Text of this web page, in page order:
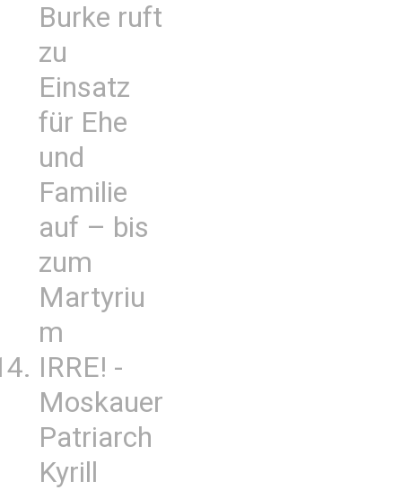
Burke ruft
zu
Einsatz
für Ehe
und
Familie
auf – bis
zum
Martyriu
m
IRRE! -
Moskauer
Patriarch
Kyrill